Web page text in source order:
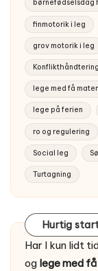
børnefødselsdag
finmotorik i leg
grov motorik i leg
Konflikthåndtering
lege med få
lege på ferien
ro og regulering
Social leg
Turtagning
Hurtig
Har I kun lidt
og lege med